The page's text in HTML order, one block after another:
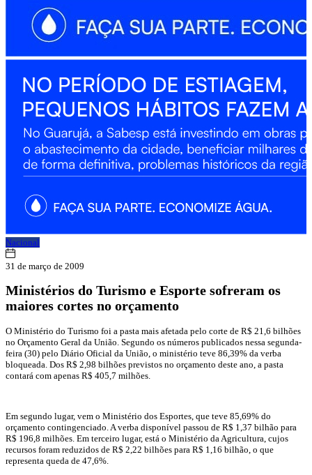
Nacional
31 de março de 2009
Ministérios do Turismo e Esporte sofreram os
maiores cortes no orçamento
O Ministério do Turismo foi a pasta mais afetada pelo corte de R$ 21,6 bilhões
no Orçamento Geral da União. Segundo os números publicados nessa segunda-
feira (30) pelo Diário Oficial da União, o ministério teve 86,39% da verba
bloqueada. Dos R$ 2,98 bilhões previstos no orçamento deste ano, a pasta
contará com apenas R$ 405,7 milhões.
Em segundo lugar, vem o Ministério dos Esportes, que teve 85,69% do
orçamento contingenciado. A verba disponível passou de R$ 1,37 bilhão para
R$ 196,8 milhões. Em terceiro lugar, está o Ministério da Agricultura, cujos
recursos foram reduzidos de R$ 2,22 bilhões para R$ 1,16 bilhão, o que
representa queda de 47,6%.